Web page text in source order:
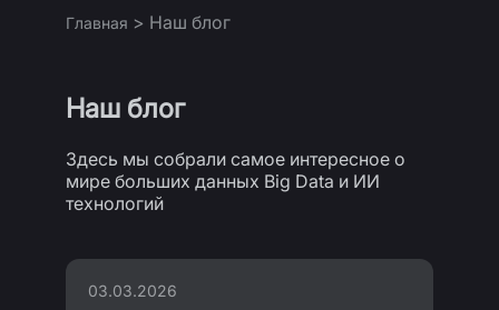
Главная > Наш блог
Наш блог
Здесь мы собрали самое интересное о
мире больших данных Big Data и ИИ
технологий
03.03.2026